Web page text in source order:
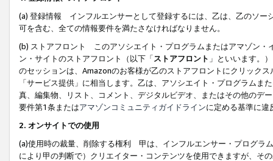
(a) 登録情報 インフルエンサーとして登録するには、乙は、乙のソー
可を含む、全ての情報要件を満たさなければなりません。
(b) ストアフロント このアソシエイト・プログラムまたはアマゾン・
ン・サイトのストアフロント（以下「ストアフロント 」といいます。
のセッションは、Amazonのお客様が乙のストアフロントにクリック
「サービス提供」に相当します。乙は、アソシエイト・プログラム
真、編集物、リスト、コメント、デジタルビデオ、またはその他のデ
要件第1条またはアマゾンコミュニティガイドラインに定める基準に違
2. オンサイトでの使用
(a)使用時の裁量、削除する権利 甲は、インフルエンサー・プログラ
により甲の判断で）クリエイター・コンテンツを使用できますが、そ